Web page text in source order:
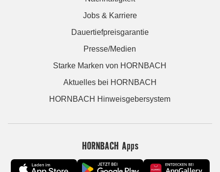
Jobs & Karriere
Dauertiefpreisgarantie
Presse/Medien
Starke Marken von HORNBACH
Aktuelles bei HORNBACH
HORNBACH Hinweisgebersystem
HORNBACH Apps